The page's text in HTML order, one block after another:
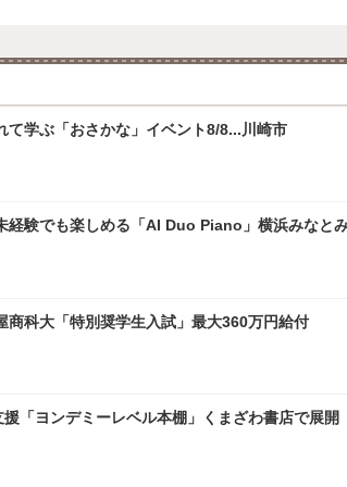
て学ぶ「おさかな」イベント8/8...川崎市
経験でも楽しめる「AI Duo Piano」横浜みなと
商科大「特別奨学生入試」最大360万円給付
「ヨンデミーレベル本棚」くまざわ書店で展開